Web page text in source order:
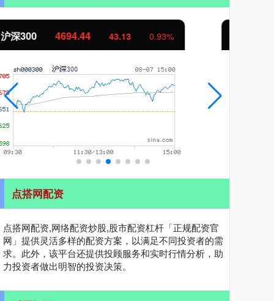
北证50 1134.24 11.37 1.01%
点搭网配资
点搭网配资,网络配资炒股,股市配资杠杆「正规配资官
网」提供灵活多样的配资方案，以满足不同投资者的需
求。此外，该平台还提供投顾服务和实时行情分析，助
力投资者做出明智的投资决策。